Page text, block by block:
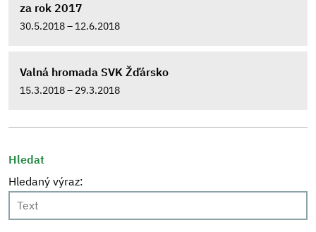
za rok 2017
30.5.2018 – 12.6.2018
Valná hromada SVK Žďársko
15.3.2018 – 29.3.2018
Hledat
Hledaný výraz: